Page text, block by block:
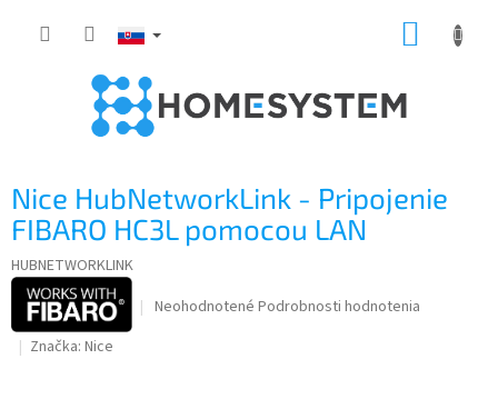
Nice HubNetworkLink - Pripojenie
FIBARO HC3L pomocou LAN
HUBNETWORKLINK
Priemerné
Neohodnotené Podrobnosti hodnotenia
Značka: Nice